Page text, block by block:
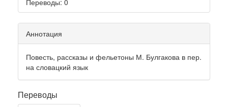
Переводы: 0
Аннотация
Повесть, рассказы и фельетоны М. Булгакова в пер.
на словацкий язык
Переводы